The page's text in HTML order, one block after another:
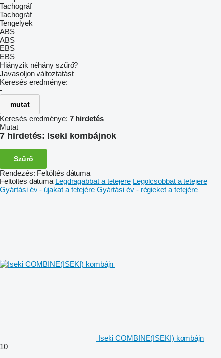
Tachográf
Tachográf
Tengelyek
ABS
ABS
EBS
EBS
Hiányzik néhány szűrő?
Javasoljon változtatást
Keresés eredménye:
-
mutat
Keresés eredménye: 7 hirdetés
Mutat
7 hirdetés: Iseki kombájnok
Szűrő
Rendezés: Feltöltés dátuma
Feltöltés dátuma Legdrágábbat a tetejére Legolcsóbbat a tetejére
Gyártási év - újakat a tetejére Gyártási év - régieket a tetejére
Iseki COMBINE(ISEKI) kombájn
10